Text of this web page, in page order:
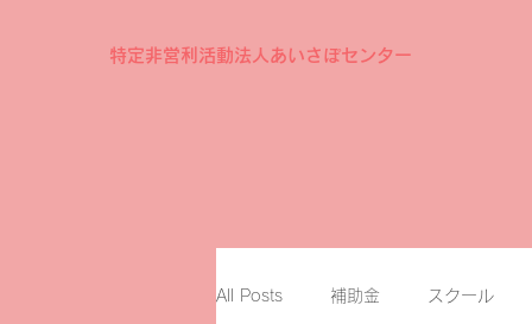
特定非営利活動法人あいさぽセンター
All Posts 補助金 スクール